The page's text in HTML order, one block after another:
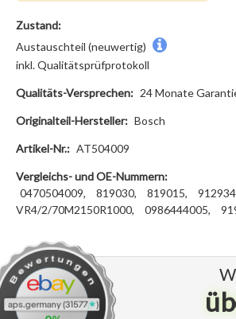
Zustand:
Austauschteil (neuwertig)
inkl. Qualitätsprüfprotokoll
Qualitäts-Versprechen: 24 Monate
Originalteil-Hersteller: Bosch
Artikel-Nr.: AT504009
Vergleichs- und OE-Nummern:
0470504009,
819030, ­819015,
VR4/2/70M2150R1000,
­0986444005,